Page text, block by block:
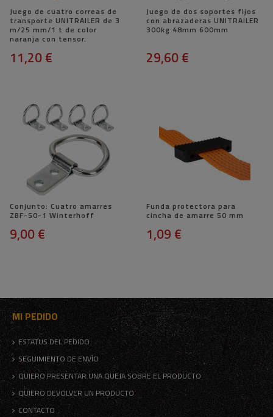
Juego de cuatro correas de
transporte UNITRAILER de 3
m/25 mm/1 t de color
naranja con tensor.
11,20 €
Juego de dos soportes fijos
con abrazaderas UNITRAILER
300kg 48mm 600mm
29,60 €
Conjunto: Cuatro amarres
ZBF-50-1 Winterhoff
9,00 €
Funda protectora para
cincha de amarre 50 mm
1,09 €
MI PEDIDO
ESTATUS DEL PEDIDO
SEGUIMIENTO DE ENVÍO
QUIERO PRESENTAR UNA QUEJA SOBRE EL PRODUCTO
QUIERO DEVOLVER UN PRODUCTO
CONTACTO